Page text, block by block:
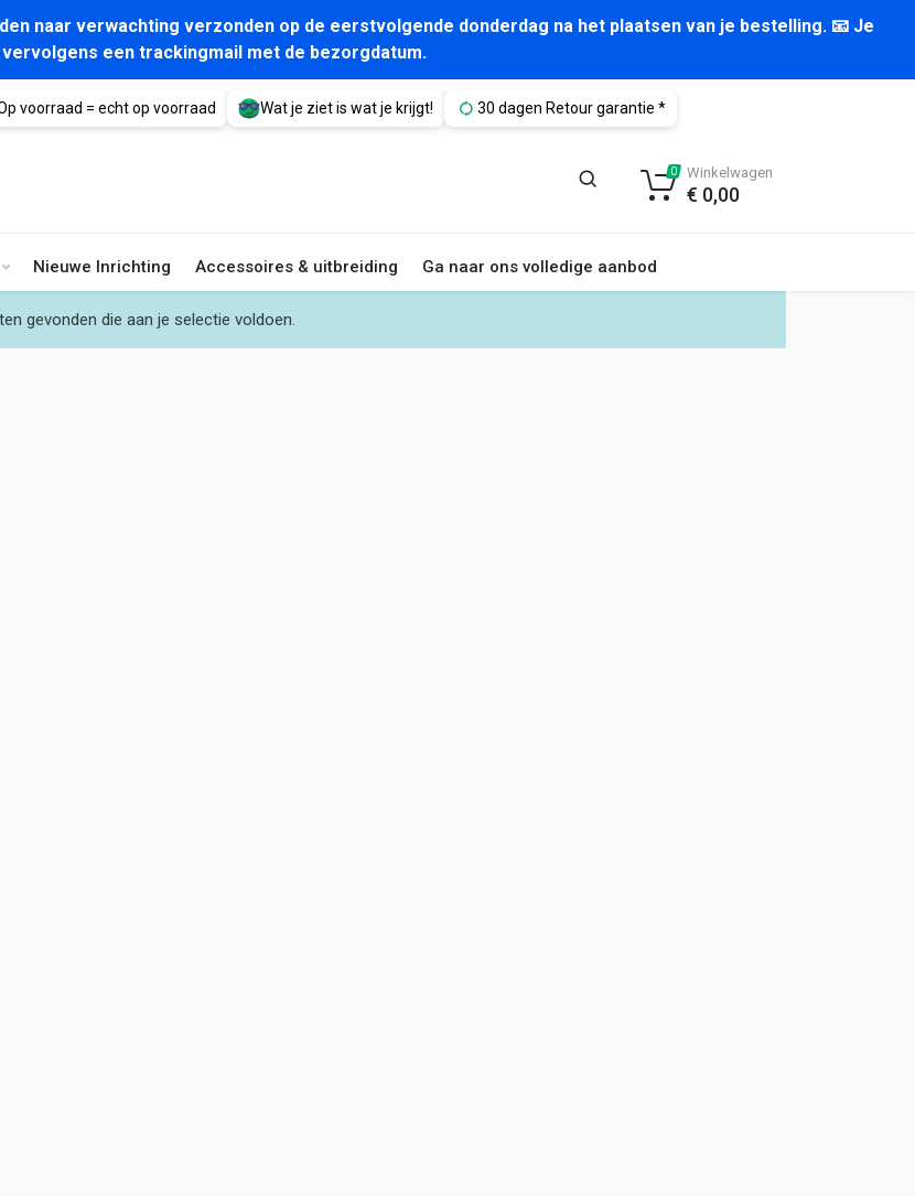
naar verwachting verzonden op de eerstvolgende donderdag na het plaatsen van je bestelling. 📧 Je
een trackingmail met de bezorgdatum.
voorraad = echt op voorraad Wat je ziet is wat je krijgt! 30 dagen Retour garantie *
Nieuwe Inrichting Accessoires & uitbreiding Ga naar ons volledige aanbod
0 Winkelwagen
€ 0,00
gevonden die aan je selectie voldoen.